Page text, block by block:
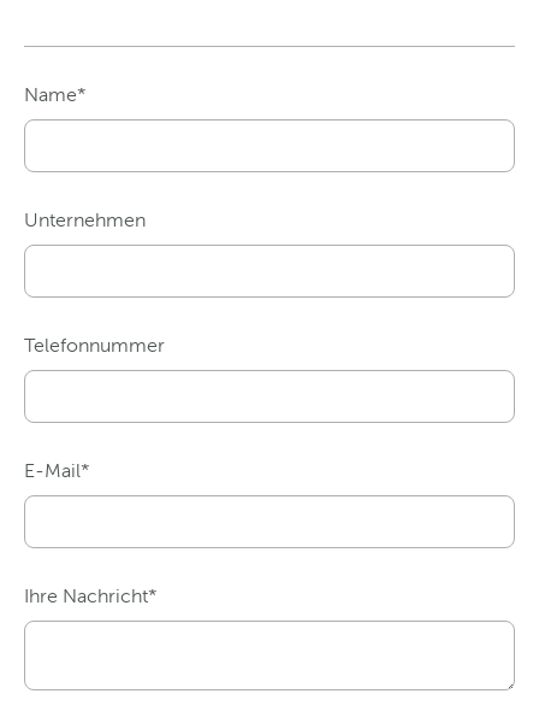
Name*
Unternehmen
Telefonnummer
E-Mail*
Ihre Nachricht*